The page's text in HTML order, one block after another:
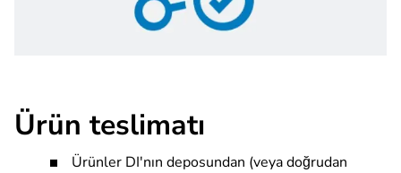
Ürün teslimatı
Ürünler DI'nın deposundan (veya doğrudan